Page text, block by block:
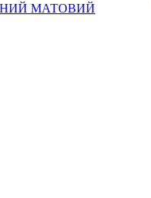
МАТОВИЙ